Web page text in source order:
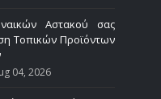
Αστακού σας
Τοπικών Προϊόντων
04, 2026